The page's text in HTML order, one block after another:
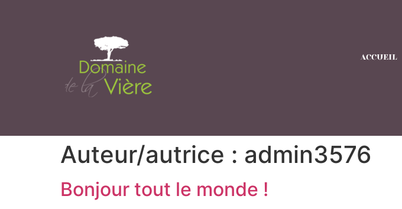
ACCUEIL
Auteur/autrice : admin3576
Bonjour tout le monde !